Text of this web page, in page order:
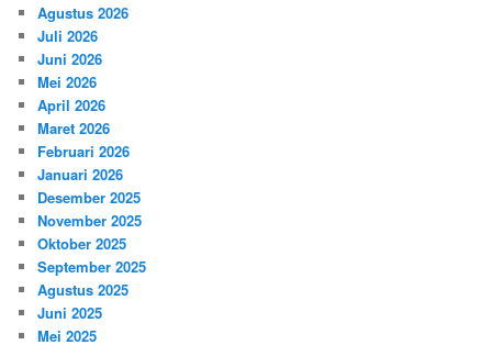
Agustus 2026
Juli 2026
Juni 2026
Mei 2026
April 2026
Maret 2026
Februari 2026
Januari 2026
Desember 2025
November 2025
Oktober 2025
September 2025
Agustus 2025
Juni 2025
Mei 2025